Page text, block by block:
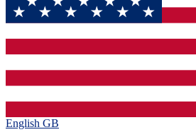
English GB‎